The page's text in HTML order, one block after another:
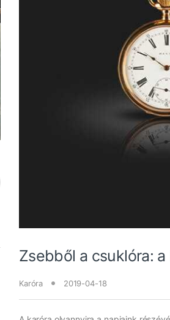
Zsebből a csuklóra:
Karóra 2019-04-18